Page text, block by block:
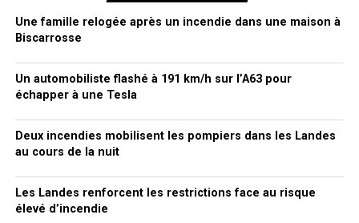
Une famille relogée après un incendie dans une maison à
Biscarrosse
Un automobiliste flashé à 191 km/h sur l’A63 pour
échapper à une Tesla
Deux incendies mobilisent les pompiers dans les Landes
au cours de la nuit
Les Landes renforcent les restrictions face au risque
élevé d’incendie